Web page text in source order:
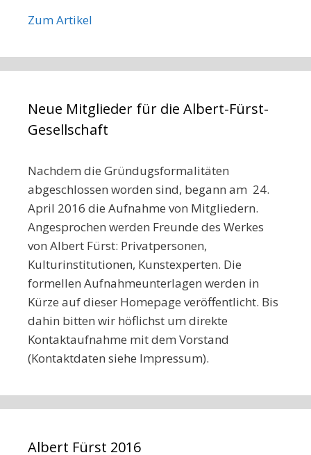
Zum Artikel
Neue Mitglieder für die Albert-Fürst-
Gesellschaft
Nachdem die Gründugsformalitäten
abgeschlossen worden sind, begann am 24.
April 2016 die Aufnahme von Mitgliedern.
Angesprochen werden Freunde des Werkes
von Albert Fürst: Privatpersonen,
Kulturinstitutionen, Kunstexperten. Die
formellen Aufnahmeunterlagen werden in
Kürze auf dieser Homepage veröffentlicht. Bis
dahin bitten wir höflichst um direkte
Kontaktaufnahme mit dem Vorstand
(Kontaktdaten siehe Impressum).
Albert Fürst 2016